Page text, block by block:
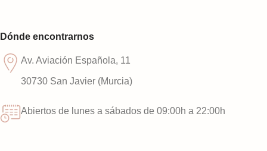
Dónde encontrarnos
Av. Aviación Española, 11
30730 San Javier (Murcia)
Abiertos de lunes a sábados de 09:00h a 22:00h